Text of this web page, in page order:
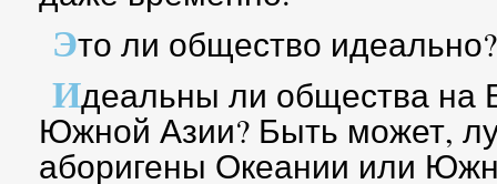
Это ли общество идеально?
Идеальны ли общества на
Южной Азии? Быть может,
аборигены Океании или